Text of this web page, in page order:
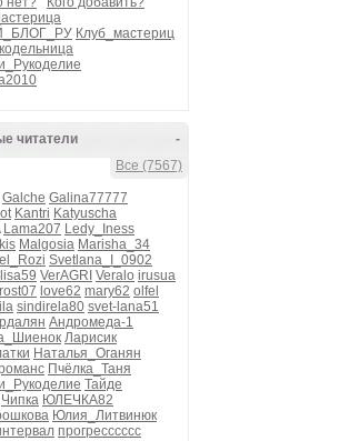
Клуб_мастериц
-
читатели
Все (7567)
Galche Galina77777
Kantri Katyuscha
Lama207 Ledy_Iness
Malgosia Marisha_34
Svetlana_I_0902
VerAGRI Veralo irusua
love62 mary62 olfel
sindirela80 svet-lana51
Андромеда-1
Ларисик
Наталья_Оганян
Пчёлка_Таня
Тайде
Чипка ЮЛЕЧКА82
Юлия_Литвинюк
прогресссссс